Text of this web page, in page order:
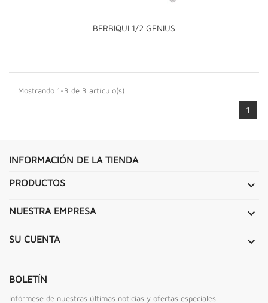
BERBIQUI 1/2 GENIUS
Mostrando 1-3 de 3 artículo(s)
1
INFORMACIÓN DE LA TIENDA
PRODUCTOS 
NUESTRA EMPRESA 
SU CUENTA 
BOLETÍN
Infórmese de nuestras últimas noticias y ofertas especiales